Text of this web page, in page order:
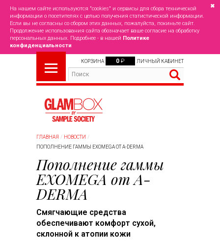
На нашем сайте используются "cookies" и сервисы для сбора технической
информации о посетителях с целью получения статистической информации.
Если вы не согласны со сбором этих данных, пожалуйста, покиньте сайт.
Продолжение использования сайта обозначает ваше согласие на обработку
персональных данных. Подробнее - в нашей Политике
конфиденциальности
✖
КОРЗИНА 0 ₽ ЛИЧНЫЙ КАБИНЕТ
ГЛАВНАЯ
НОВОСТИ
ПОПОЛНЕНИЕ ГАММЫ EXOMEGA ОТ A-DERMA
Пополнение гаммы
EXOMEGA от A-
DERMA
Смягчающие средства
обеспечивают комфорт сухой,
склонной к атопии кожи